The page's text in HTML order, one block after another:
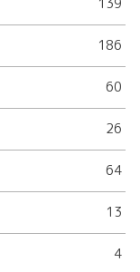
139
186
60
26
64
13
4